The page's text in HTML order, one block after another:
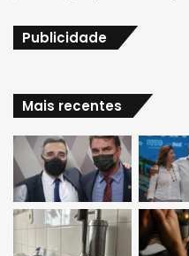
Publicidade
Mais recentes